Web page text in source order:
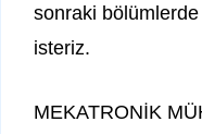
sonraki
isteriz.
MEKATRONİK